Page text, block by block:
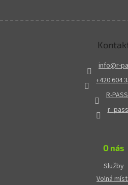
info@r-
+420 604
R-
O nás
Služby
Volná